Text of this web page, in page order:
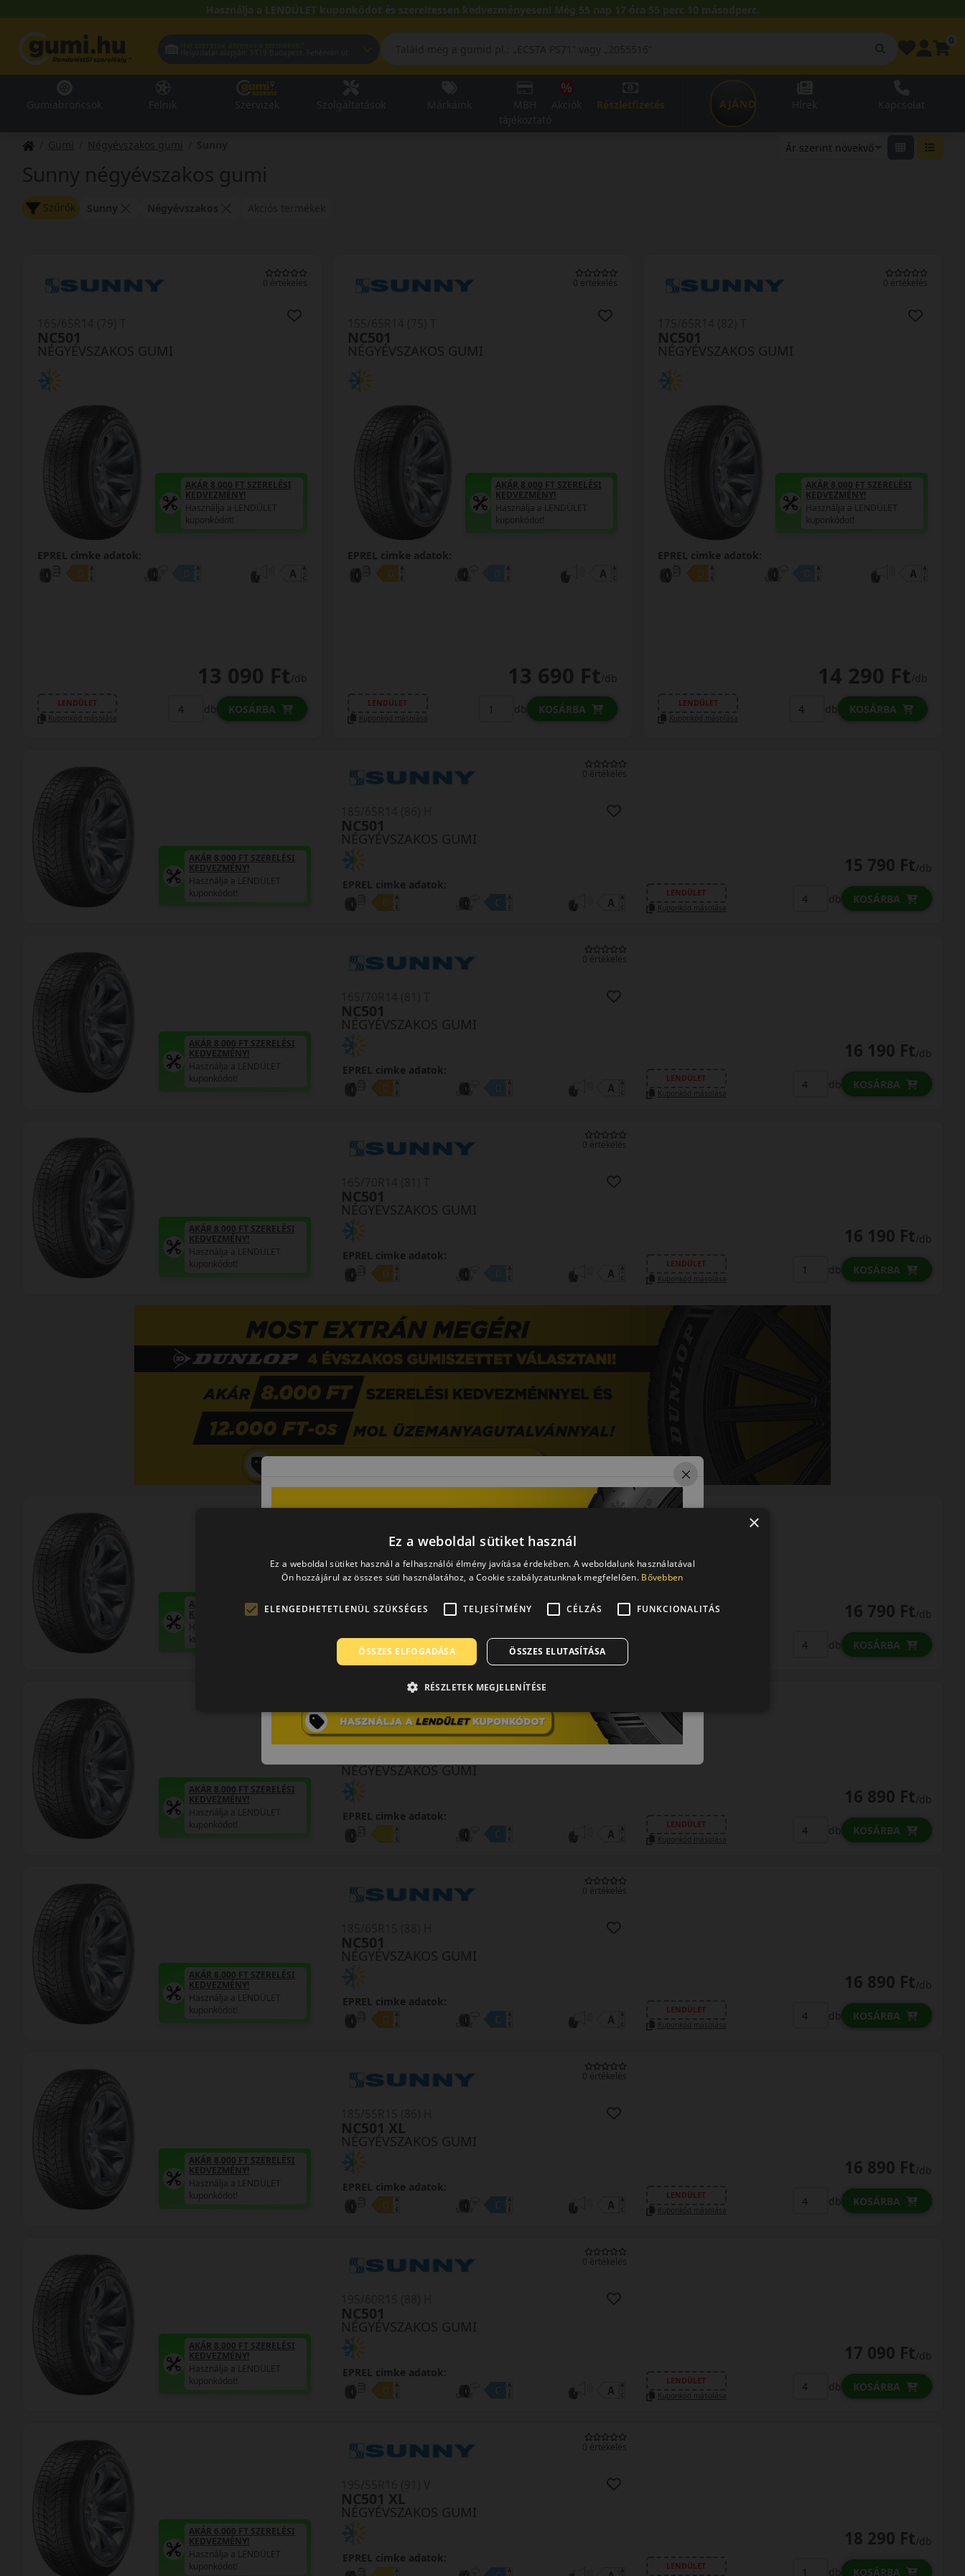
Használja a LENDÜLET kuponkódot és szereltessen kedvezményesen! Még 55 nap 17 óra 55 perc 09 másodperc.
AJÁNDÉKUTALVÁNY
Gumi Négyévszakos gumi
Sunny négyévszakos gumi
Szűrők
0 értékelés
NÉGYÉVSZAKOS GUMI
NC501
AKÁR 8.000 FT SZERELÉSI
KEDVEZMÉNY!
Használja a LENDÜLET
kuponkódot!
EPREL cimke adatok:
13 090 Ft/db
LENDÜLET
Kuponkód másolása
db KOSÁRBA
0 értékelés
NÉGYÉVSZAKOS GUMI
NC501
AKÁR 8.000 FT SZERELÉSI
KEDVEZMÉNY!
Használja a LENDÜLET
kuponkódot!
EPREL cimke adatok:
13 690 Ft/db
LENDÜLET
Kuponkód másolása
db KOSÁRBA
0 értékelés
NÉGYÉVSZAKOS GUMI
NC501
AKÁR 8.000 FT SZERELÉSI
KEDVEZMÉNY!
Használja a LENDÜLET
kuponkódot!
EPREL cimke adatok:
14 290 Ft/db
LENDÜLET
Kuponkód másolása
db KOSÁRBA
0 értékelés
NÉGYÉVSZAKOS GUMI
NC501
EPREL cimke adatok:
AKÁR 8.000 FT SZERELÉSI
KEDVEZMÉNY!
Használja a LENDÜLET
kuponkódot!
15 790 Ft/db
LENDÜLET
Kuponkód másolása
db KOSÁRBA
0 értékelés
NÉGYÉVSZAKOS GUMI
NC501
EPREL cimke adatok:
AKÁR 8.000 FT SZERELÉSI
KEDVEZMÉNY!
Használja a LENDÜLET
kuponkódot!
16 190 Ft/db
LENDÜLET
Kuponkód másolása
db KOSÁRBA
0 értékelés
NÉGYÉVSZAKOS GUMI
NC501
EPREL cimke adatok:
AKÁR 8.000 FT SZERELÉSI
KEDVEZMÉNY!
Használja a LENDÜLET
kuponkódot!
16 190 Ft/db
LENDÜLET
Kuponkód másolása
db KOSÁRBA
NÉGYÉVSZAKOS GUMI
NC501
195/50R15 (82) V
AKÁR 8.000 FT SZERELÉSI
KEDVEZMÉNY!
Használja a LENDÜLET
kuponkódot!
16 790 Ft/db
db KOSÁRBA
NÉGYÉVSZAKOS GUMI
195/65R15 (91) H
EPREL cimke adatok:
AKÁR 8.000 FT SZERELÉSI
KEDVEZMÉNY!
Használja a LENDÜLET
kuponkódot!
16 890 Ft/db
LENDÜLET
Kuponkód másolása
db KOSÁRBA
0 értékelés
NÉGYÉVSZAKOS GUMI
NC501
EPREL cimke adatok:
AKÁR 8.000 FT SZERELÉSI
KEDVEZMÉNY!
Használja a LENDÜLET
kuponkódot!
16 890 Ft/db
LENDÜLET
Kuponkód másolása
db KOSÁRBA
0 értékelés
NÉGYÉVSZAKOS GUMI
NC501 XL
EPREL cimke adatok:
AKÁR 8.000 FT SZERELÉSI
KEDVEZMÉNY!
Használja a LENDÜLET
kuponkódot!
16 890 Ft/db
LENDÜLET
Kuponkód másolása
db KOSÁRBA
0 értékelés
NÉGYÉVSZAKOS GUMI
NC501
EPREL cimke adatok:
AKÁR 8.000 FT SZERELÉSI
KEDVEZMÉNY!
Használja a LENDÜLET
kuponkódot!
17 090 Ft/db
LENDÜLET
Kuponkód másolása
db KOSÁRBA
0 értékelés
NÉGYÉVSZAKOS GUMI
NC501 XL
EPREL cimke adatok:
AKÁR 6.000 FT SZERELÉSI
KEDVEZMÉNY!
Használja a LENDÜLET
kuponkódot!
18 290 Ft/db
LENDÜLET db KOSÁRBA
×
Ez a weboldal sütiket használ
Ez a weboldal sütiket használ a felhasználói élmény javítása érdekében. A weboldalunk használatával
Ön hozzájárul az összes süti használatához, a Cookie szabályzatunknak megfelelően. Bővebben
ELENGEDHETETLENÜL SZÜKSÉGES TELJESÍTMÉNY CÉLZÁS FUNKCIONALITÁS
ÖSSZES ELFOGADÁSA ÖSSZES ELUTASÍTÁSA
RÉSZLETEK MEGJELENÍTÉSE